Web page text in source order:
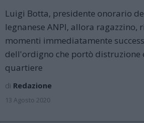
Luigi Botta, presidente onorario
legnanese ANPI, allora ragazzino,
momenti immediatamente
dell'ordigno che portò distruzione
quartiere
di Redazione
13 Agosto 2020